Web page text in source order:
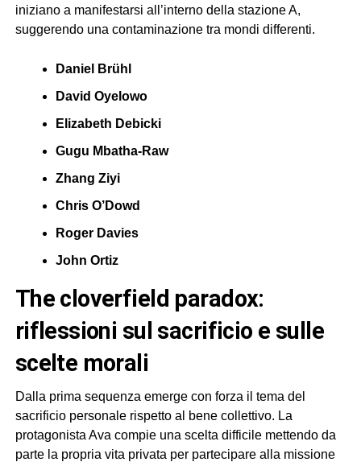
iniziano a manifestarsi all’interno della stazione A,
suggerendo una contaminazione tra mondi differenti.
Daniel Brühl
David Oyelowo
Elizabeth Debicki
Gugu Mbatha-Raw
Zhang Ziyi
Chris O’Dowd
Roger Davies
John Ortiz
the cloverfield paradox:
riflessioni sul sacrificio e sulle
scelte morali
Dalla prima sequenza emerge con forza il tema del
sacrificio personale rispetto al bene collettivo. La
protagonista Ava compie una scelta difficile mettendo da
parte la propria vita privata per partecipare alla missione